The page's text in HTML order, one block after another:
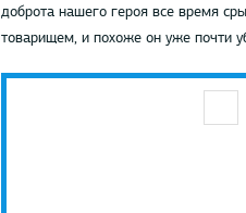
доброта нашего героя все время
товарищем, и похоже он уже почти